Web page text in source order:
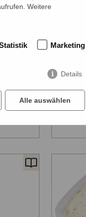
Weitere
Marketing
Details
Alle auswählen